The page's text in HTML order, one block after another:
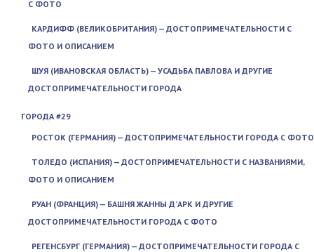
С ФОТО
КАРДИФФ (ВЕЛИКОБРИТАНИЯ) — ДОСТОПРИМЕЧАТЕЛЬНОСТИ С
ФОТО И ОПИСАНИЕМ
ШУЯ (ИВАНОВСКАЯ ОБЛАСТЬ) — УСАДЬБА ПАВЛОВА И ДРУГИЕ
ДОСТОПРИМЕЧАТЕЛЬНОСТИ ГОРОДА
ГОРОДА #29
РОСТОК (ГЕРМАНИЯ) — ДОСТОПРИМЕЧАТЕЛЬНОСТИ ГОРОДА С ФОТО
ТОЛЕДО (ИСПАНИЯ) — ДОСТОПРИМЕЧАТЕЛЬНОСТИ С НАЗВАНИЯМИ,
ФОТО И ОПИСАНИЕМ
РУАН (ФРАНЦИЯ) — БАШНЯ ЖАННЫ Д’АРК И ДРУГИЕ
ДОСТОПРИМЕЧАТЕЛЬНОСТИ ГОРОДА С ФОТО
РЕГЕНСБУРГ (ГЕРМАНИЯ) — ДОСТОПРИМЕЧАТЕЛЬНОСТИ ГОРОДА С